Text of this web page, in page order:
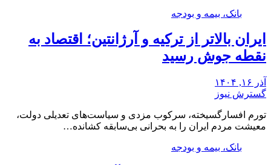
بانک، بیمه و بودجه
ایران بالاتر از ترکیه و آرژانتین؛ اقتصاد به
نقطه جوش رسید
آذر ۱۶, ۱۴۰۴
گسترش نیوز
تورم افسارگسیخته، سرکوب مزدی و سیاست‌های تعدیلی دولت،
معیشت مردم ایران را به بحرانی بی‌سابقه کشانده…
بانک، بیمه و بودجه